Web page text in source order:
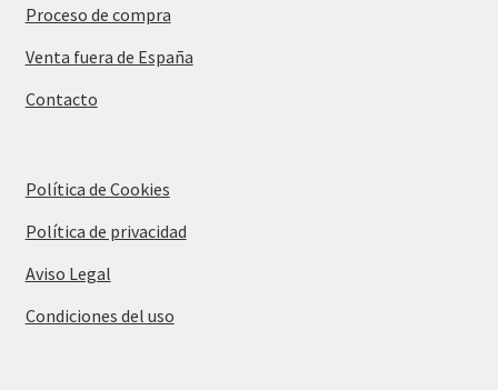
Proceso de compra
Venta fuera de España
Contacto
Política de Cookies
Política de privacidad
Aviso Legal
Condiciones del uso